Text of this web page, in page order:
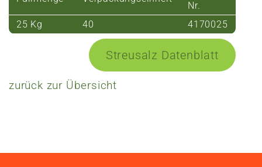
Nr.
25 Kg
40 4170025
Streusalz Datenblatt
zurück zur Übersicht